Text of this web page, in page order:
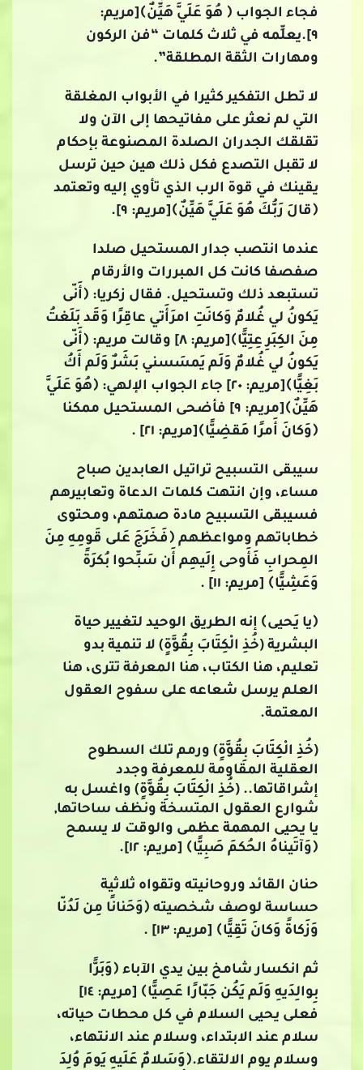
فجاء الجواب ﴿ هُوَ عَلَيَّ هَيِّنٌ﴾[مريم:
٩].يعلِّمه في ثلاث كلمات “فن الركون
ومهارات الثقة المطلقة”.
لا تطل التفكير كثيرا في الأبواب المغلقة
التي لم نعثر على مفاتيحها إلى الآن ولا
تقلقك الجدران الصلدة المصنوعة بإحكام
لا تقبل التصدع فكل ذلك هين حين ترسل
يقينك في قوة الرب الذي تأوي إليه وتعتمد
﴿قالَ رَبُّكَ هُوَ عَلَيَّ هَيِّنٌ﴾[مريم: ٩].
عندما انتصب جدار المستحيل صلدا
صفصفا كانت كل المبررات والأرقام
تستبعد ذلك وتستحيل. فقال زكريا: ﴿أَنّى
يَكونُ لي غُلامٌ وَكانَتِ امرَأَتي عاقِرًا وَقَد بَلَغتُ
مِنَ الكِبَرِ عِتِيًّا﴾[مريم: ٨] وقالت مريم: ﴿أَنّى
يَكونُ لي غُلامٌ وَلَم يَمسَسني بَشَرٌ وَلَم أَكُ
بَغِيًّا﴾[مريم: ٢٠] جاء الجواب الإلهي: ﴿هُوَ عَلَيَّ
هَيِّنٌ﴾[مريم: ٩] فأضحى المستحيل ممكنا
﴿وَكانَ أَمرًا مَقضِيًّا﴾[مريم: ٢١] .
سيبقى التسبيح تراتيل العابدين صباح
مساء، وإن انتهت كلمات الدعاة وتعابيرهم
فسيبقى التسبيح مادة صمتهم، ومحتوى
خطاباتهم ومواعظهم ﴿فَخَرَجَ عَلى قَومِهِ مِنَ
المِحرابِ فَأَوحى إِلَيهِم أَن سَبِّحوا بُكرَةً
وَعَشِيًّا﴾ [مريم: ١١] .
﴿يا يَحيى﴾ إنه الطريق الوحيد لتغيير حياة
البشرية (خُذِ الْكِتَابَ بِقُوَّةٍ) لا تنمية بدو
تعليم، هنا الكتاب، هنا المعرفة تترى، هنا
العلم يرسل شعاعه على سفوح العقول
المعتمة.
(خُذِ الْكِتَابَ بِقُوَّةٍ) ورمم تلك السطوح
العقلية المقاومة للمعرفة وجدد
إشراقاتها.. (خُذِ الْكِتَابَ بِقُوَّةٍ) واغسل به
شوارع العقول المتسخة ونظف ساحاتها,
يا يحيى المهمة عظمى والوقت لا يسمح
﴿وَآتَيناهُ الحُكمَ صَبِيًّا﴾ [مريم: ١٢].
حنان القائد وروحانيته وتقواه ثلاثية
حساسة لوصف شخصيته ﴿وَحَنانًا مِن لَدُنّا
وَزَكاةً وَكانَ تَقِيًّا﴾ [مريم: ١٣] .
ثم انكسار شامخ بين يدي الآباء ﴿وَبَرًّا
بِوالِدَيهِ وَلَم يَكُن جَبّارًا عَصِيًّا﴾ [مريم: ١٤]
فعلى يحيى السلام في كل محطات حياته،
سلام عند الابتداء، وسلام عند الانتهاء،
وسلام يوم الالتقاء.﴿وَسَلامٌ عَلَيهِ يَومَ وُلِدَ